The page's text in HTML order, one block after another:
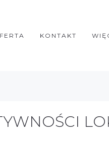
KONTAKT